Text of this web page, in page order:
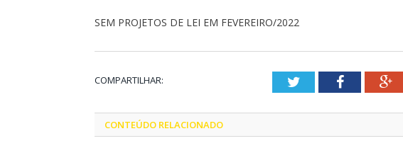
SEM PROJETOS DE LEI EM FEVEREIRO/2022
COMPARTILHAR: TwitterFacebook
CONTEÚDO RELACIONADO